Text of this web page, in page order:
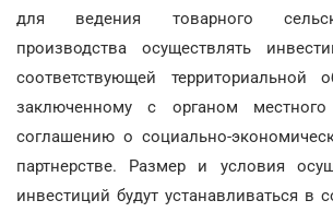
для ведения товарного
производства осуществлять
соответствующей территориальной
заключенному с органом местного
соглашению о социально-
партнерстве. Размер и условия
инвестиций будут устанавливаться в